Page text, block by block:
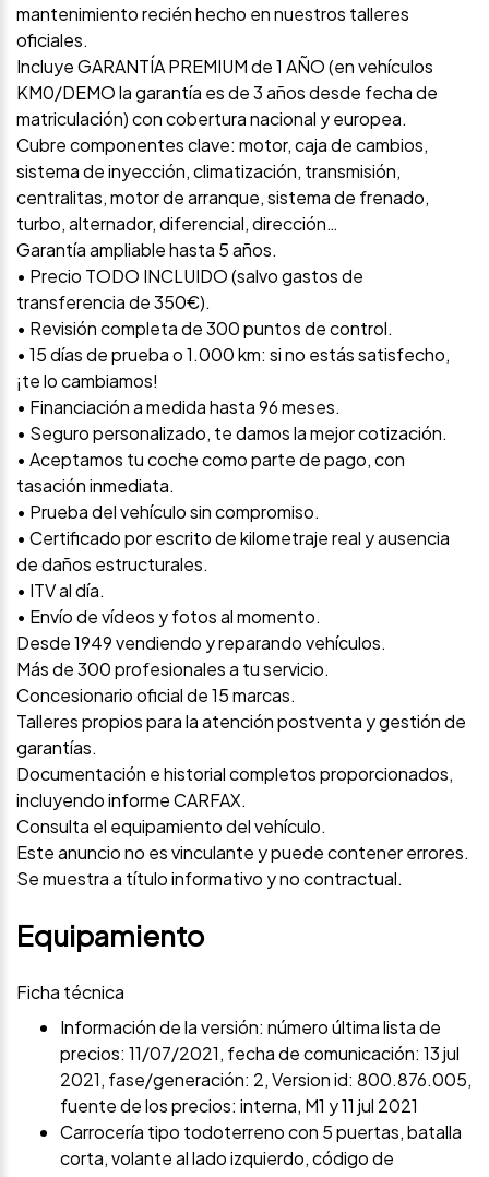
mantenimiento recién hecho en nuestros talleres
oficiales.
Incluye GARANTÍA PREMIUM de 1 AÑO (en vehículos
KM0/DEMO la garantía es de 3 años desde fecha de
matriculación) con cobertura nacional y europea.
Cubre componentes clave: motor, caja de cambios,
sistema de inyección, climatización, transmisión,
centralitas, motor de arranque, sistema de frenado,
turbo, alternador, diferencial, dirección…
Garantía ampliable hasta 5 años.
• Precio TODO INCLUIDO (salvo gastos de
transferencia de 350€).
• Revisión completa de 300 puntos de control.
• 15 días de prueba o 1.000 km: si no estás satisfecho,
¡te lo cambiamos!
• Financiación a medida hasta 96 meses.
• Seguro personalizado, te damos la mejor cotización.
• Aceptamos tu coche como parte de pago, con
tasación inmediata.
• Prueba del vehículo sin compromiso.
• Certificado por escrito de kilometraje real y ausencia
de daños estructurales.
• ITV al día.
• Envío de vídeos y fotos al momento.
Desde 1949 vendiendo y reparando vehículos.
Más de 300 profesionales a tu servicio.
Concesionario oficial de 15 marcas.
Talleres propios para la atención postventa y gestión de
garantías.
Documentación e historial completos proporcionados,
incluyendo informe CARFAX.
Consulta el equipamiento del vehículo.
Este anuncio no es vinculante y puede contener errores.
Se muestra a título informativo y no contractual.
Equipamiento
Ficha técnica
Información de la versión: número última lista de
precios: 11/07/2021, fecha de comunicación: 13 jul
2021, fase/generación: 2, Version id: 800.876.005,
fuente de los precios: interna, M1 y 11 jul 2021
Carrocería tipo todoterreno con 5 puertas, batalla
corta, volante al lado izquierdo, código de